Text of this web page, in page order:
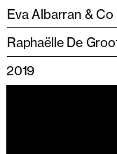
Eva Albarran & Co
Raphaëlle De
2019